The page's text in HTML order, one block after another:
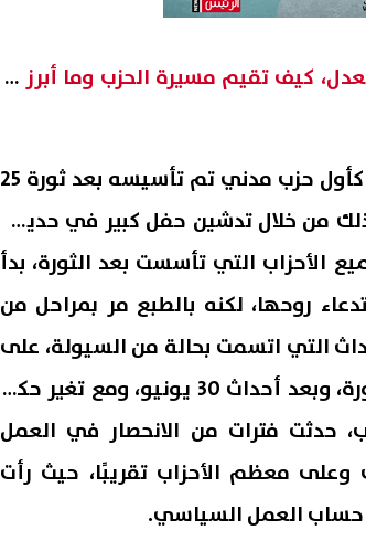
حزب العدل، كيف تقيم مسيرة الحزب وما أبرز ما
نحن نتحدث في ذكرى تأسيس حزب العدل كأول حزب مدني تم تأسيسه بعد ثورة 25
عام 2011، وقد كان ذلك من خلال تدشين حفل كبير في حديقة
الأحزاب التي تأسست بعد الثورة، بدأ
روحها، لكنه بالطبع مر بمراحل من
التي اتسمت بحالة من السيولة، على
الأقل خلال السنوات الثلاث الأولى بعد الثورة، وبعد أحداث 30 يونيو، ومع تغير حكم
حدثت فترات من الانحصار في العمل
معظم الأحزاب تقريبًا، حيث رأت
حساب العمل السياسي.